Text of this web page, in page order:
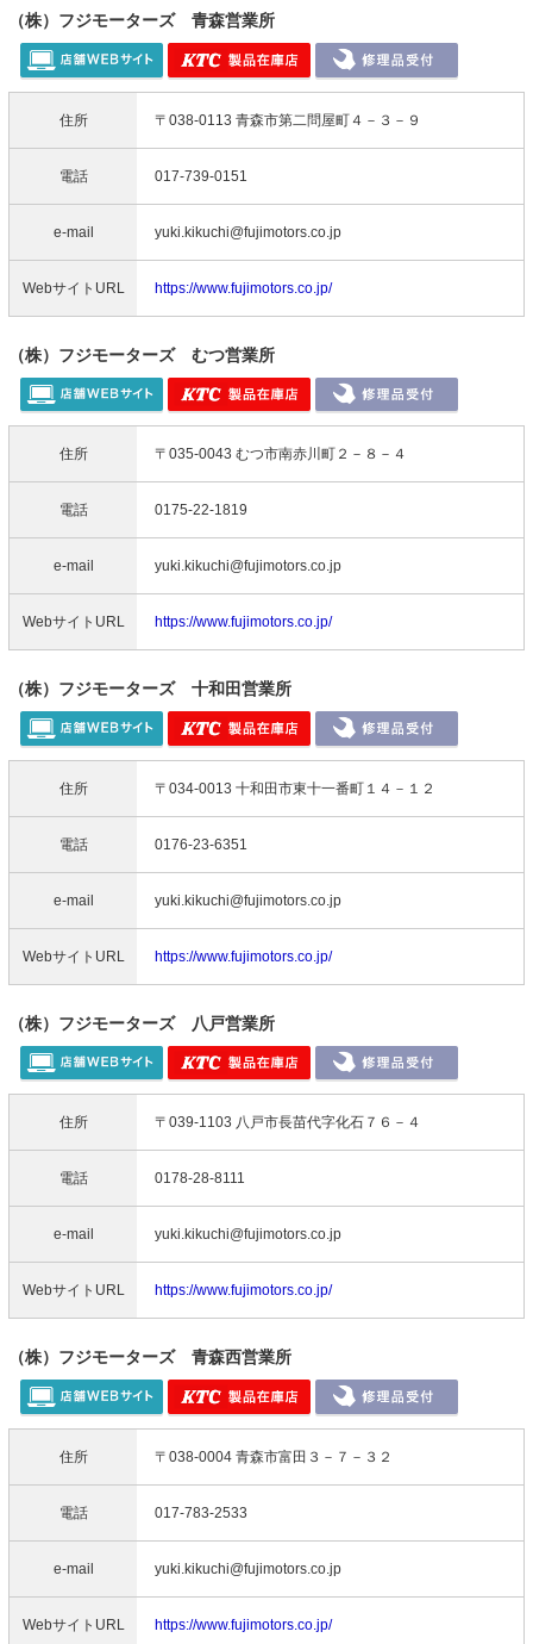
（株）フジモーターズ 青森営業所
住所 〒038-0113 青森市第二問屋町４－３－９
電話 017-739-0151
e-mail yuki.kikuchi@fujimotors.co.jp
WebサイトURL https://www.fujimotors.co.jp/
（株）フジモーターズ むつ営業所
住所 〒035-0043 むつ市南赤川町２－８－４
電話 0175-22-1819
e-mail yuki.kikuchi@fujimotors.co.jp
WebサイトURL https://www.fujimotors.co.jp/
（株）フジモーターズ 十和田営業所
住所 〒034-0013 十和田市東十一番町１４－１２
電話 0176-23-6351
e-mail yuki.kikuchi@fujimotors.co.jp
WebサイトURL https://www.fujimotors.co.jp/
（株）フジモーターズ 八戸営業所
住所 〒039-1103 八戸市長苗代字化石７６－４
電話 0178-28-8111
e-mail yuki.kikuchi@fujimotors.co.jp
WebサイトURL https://www.fujimotors.co.jp/
（株）フジモーターズ 青森西営業所
住所 〒038-0004 青森市富田３－７－３２
電話 017-783-2533
e-mail yuki.kikuchi@fujimotors.co.jp
WebサイトURL https://www.fujimotors.co.jp/